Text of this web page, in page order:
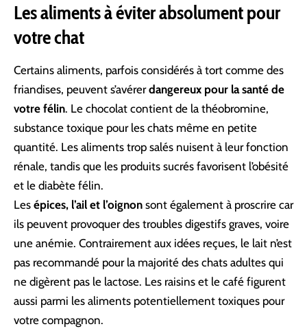
Les aliments à éviter absolument pour
votre chat
Certains aliments, parfois considérés à tort comme des
friandises, peuvent s’avérerdangereux pour la santé de
votre félin. Le chocolat contient de la théobromine,
substance toxique pour les chats même en petite
quantité. Les aliments trop salés nuisent à leur fonction
rénale, tandis que les produits sucrés favorisent l’obésité
et le diabète félin.
Les épices, l’ail et l’oignon sont également à proscrire car
ils peuvent provoquer des troubles digestifs graves, voire
une anémie. Contrairement aux idées reçues, le lait n’est
pas recommandé pour la majorité des chats adultes qui
ne digèrent pas le lactose. Les raisins et le café figurent
aussi parmi les aliments potentiellement toxiques pour
votre compagnon.